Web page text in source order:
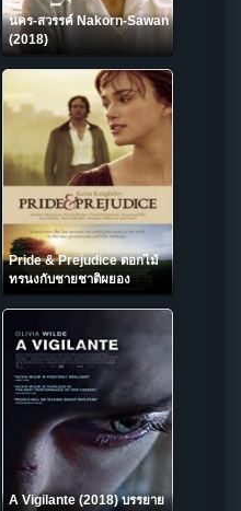
นคร-สวรรค์ Nakorn-Sawan
(2018)
Pride & Prejudice ดอกไม้
ทรนงกับชายชาติผยอง
(2005)
A Vigilante (2018) บรรยาย